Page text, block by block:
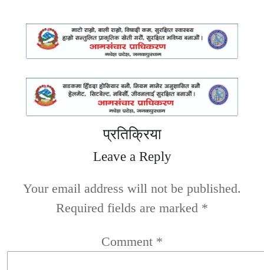
प्रतिक्रिया
Leave a Reply
Your email address will not be published.
Required fields are marked *
Comment *